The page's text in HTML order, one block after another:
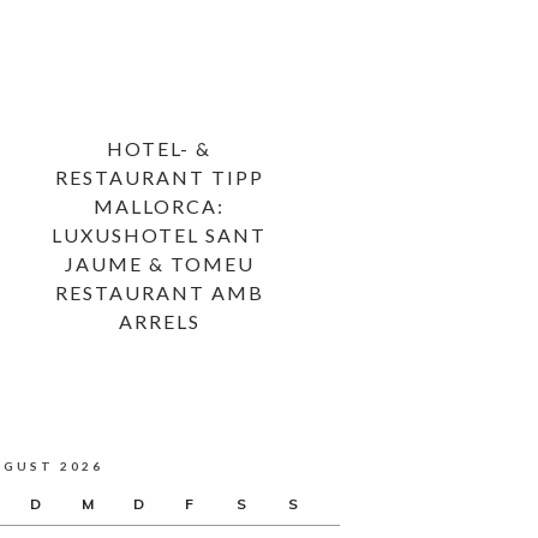
HOTEL- &
RESTAURANT TIPP
MALLORCA:
LUXUSHOTEL SANT
JAUME & TOMEU
RESTAURANT AMB
ARRELS
2026
D M D F S S